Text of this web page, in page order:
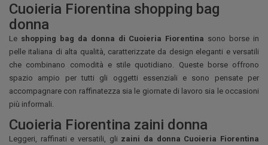
Cuoieria Fiorentina shopping bag
donna
Le shopping bag da donna di Cuoieria Fiorentina sono borse in
pelle italiana di alta qualità, caratterizzate da design eleganti e versatili
che combinano comodità e stile quotidiano. Queste borse offrono
spazio ampio per tutti gli oggetti essenziali e sono pensate per
accompagnare con raffinatezza sia le giornate di lavoro sia le occasioni
più informali.
Cuoieria Fiorentina zaini donna
Leggeri, raffinati e versatili, gli zaini da donna Cuoieria Fiorentina